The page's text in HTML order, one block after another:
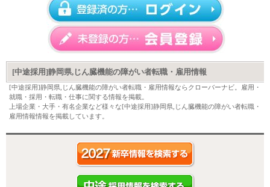
[中途採用]静岡県,じん臓機能の障がい者転職・雇用情報
[中途採用]静岡県,じん臓機能の障がい者転職・雇用情報ならクローバーナビ。雇用・
就職・採用・転職・仕事に関する情報を掲載。
上場企業・大手・有名企業など様々な[中途採用]静岡県,じん臓機能の障がい者転職・
雇用情報情報を掲載しています。